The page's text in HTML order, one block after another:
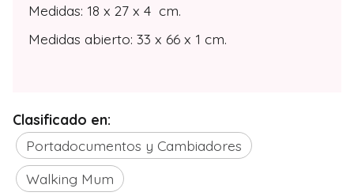
Medidas: 18 x 27 x 4 cm.
Medidas abierto: 33 x 66 x 1 cm.
Clasificado en:
Portadocumentos y Cambiadores
Walking Mum